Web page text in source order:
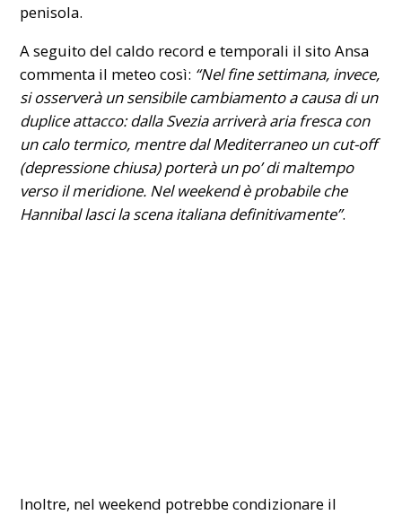
penisola.
A seguito del caldo record e temporali il sito Ansa
commenta il meteo così: “Nel fine settimana, invece,
si osserverà un sensibile cambiamento a causa di un
duplice attacco: dalla Svezia arriverà aria fresca con
un calo termico, mentre dal Mediterraneo un cut-off
(depressione chiusa) porterà un po’ di maltempo
verso il meridione. Nel weekend è probabile che
Hannibal lasci la scena italiana definitivamente”.
Inoltre, nel weekend potrebbe condizionare il